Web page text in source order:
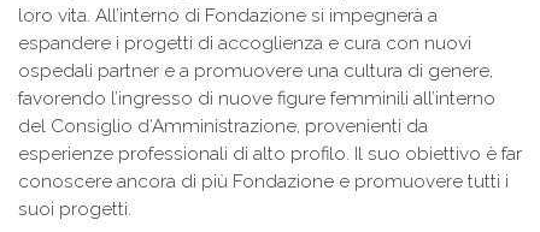
loro vita. All’interno di Fondazione si impegnerà a
espandere i progetti di accoglienza e cura con nuovi
ospedali partner e a promuovere una cultura di genere,
favorendo l’ingresso di nuove figure femminili all’interno
del Consiglio d’Amministrazione, provenienti da
esperienze professionali di alto profilo. Il suo obiettivo è far
conoscere ancora di più Fondazione e promuovere tutti i
suoi progetti.